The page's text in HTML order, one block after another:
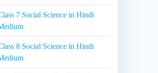
7 Social Science in Hindi
8 Social Science in Hindi